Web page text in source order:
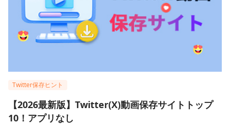
Twitter保存ヒント
【2026最新版】Twitter(X)動画保存サイトトップ
10！アプリなし